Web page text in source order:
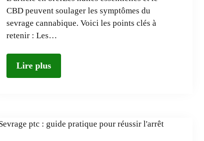
CBD peuvent soulager les symptômes du
sevrage cannabique. Voici les points clés à
retenir : Les…
Lire plus